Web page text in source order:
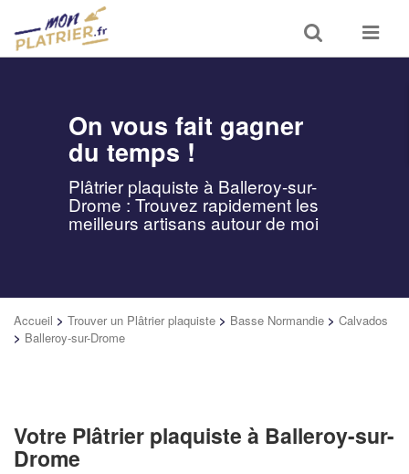
Toggle
search
Toggle
On vous fait gagner
du temps !
Plâtrier plaquiste à Balleroy-sur-
Drome : Trouvez rapidement les
meilleurs artisans autour de moi
Accueil > Trouver un Plâtrier plaquiste > Basse Normandie > Calvados
> Balleroy-sur-Drome
Votre Plâtrier plaquiste à Balleroy-sur-
Drome